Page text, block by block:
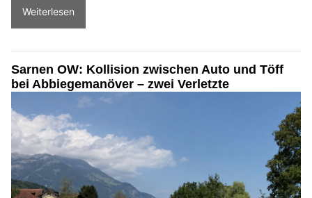
Weiterlesen
Sarnen OW: Kollision zwischen Auto und Töff
bei Abbiegemanöver – zwei Verletzte